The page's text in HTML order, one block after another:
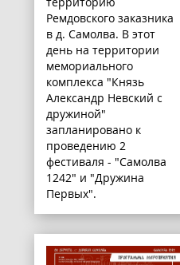
Ремдовского заказника
в д. Самолва. В этот
день на территории
мемориального
комплекса "Князь
Александр Невский с
дружиной"
запланировано к
проведению 2
фестиваля - "Самолва
1242" и "Дружина
Первых".